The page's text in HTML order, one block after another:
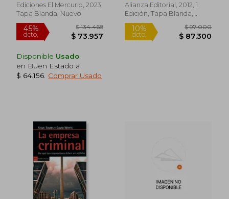
Ediciones El Mercurio, 2023,
Tapa Blanda, Nuevo
Disponible Usado
en Buen Estado a
$ 64.156 Comprar Usado
Alianza Editorial, 2012, 1
Edición, Tapa Blanda,
Nuevo